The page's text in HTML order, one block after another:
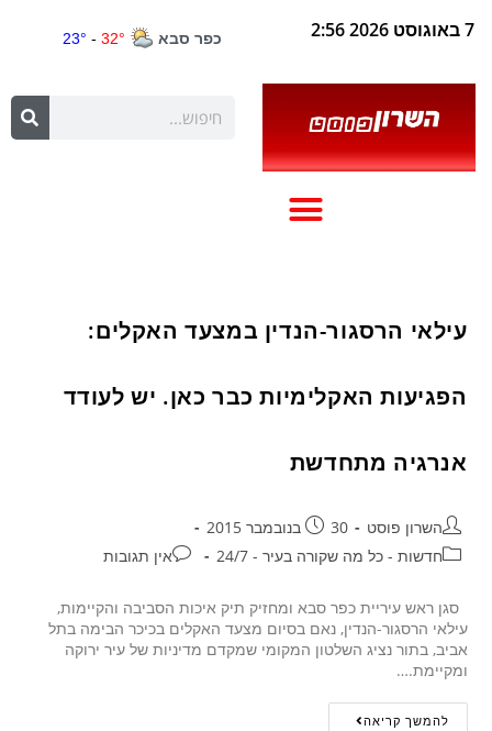
7 באוגוסט 2026 2:56
עילאי הרסגור-הנדין במצעד האקלים:
הפגיעות האקלימיות כבר כאן. יש לעודד
אנרגיה מתחדשת
השרון פוסט
30 בנובמבר 2015
חדשות - כל מה שקורה בעיר - 24/7
אין תגובות
סגן ראש עיריית כפר סבא ומחזיק תיק איכות הסביבה והקיימות,
עילאי הרסגור-הנדין, נאם בסיום מצעד האקלים בכיכר הבימה בתל
אביב, בתור נציג השלטון המקומי שמקדם מדיניות של עיר ירוקה
ומקיימת.…
להמשך קריאה